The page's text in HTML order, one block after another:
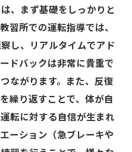
せるための次のステッ
、まず基礎をしっかりと
習所での運転指導では、
し、リアルタイムでアド
ドバックは非常に貴重で
ながります。また、反復
繰り返すことで、体が自
転に対する自信が生まれ
ーション（急ブレーキや